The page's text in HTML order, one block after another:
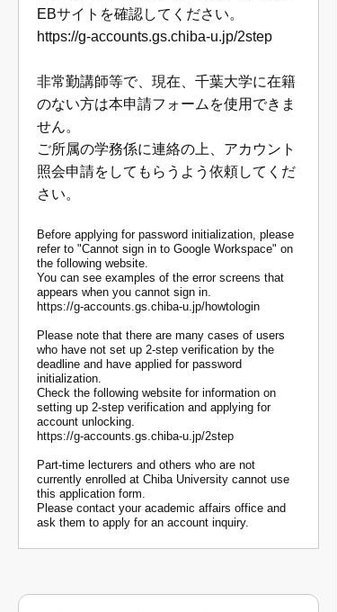
EBサイトを確認してください。
https://g-accounts.gs.chiba-u.jp/2step
非常勤講師等で、現在、千葉大学に在籍
のない方は本申請フォームを使用できま
せん。
ご所属の学務係に連絡の上、アカウント
照会申請をしてもらうよう依頼してくだ
さい。
Before applying for password initialization, please
refer to "Cannot sign in to Google Workspace" on
the following website.
You can see examples of the error screens that
appears when you cannot sign in.
https://g-accounts.gs.chiba-u.jp/howtologin
Please note that there are many cases of users
who have not set up 2-step verification by the
deadline and have applied for password
initialization.
Check the following website for information on
setting up 2-step verification and applying for
account unlocking.
https://g-accounts.gs.chiba-u.jp/2step
Part-time lecturers and others who are not
currently enrolled at Chiba University cannot use
this application form.
Please contact your academic affairs office and
ask them to apply for an account inquiry.